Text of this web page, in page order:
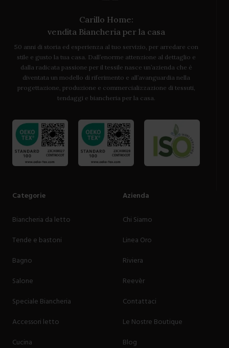
Carillo Home:
vendita Biancheria per la casa
50 anni di storia ed esperienza al tuo servizio, per arredare con
stile e gusto la tua casa. Dall’enorme attenzione al dettaglio e
dalla radicata passione per il tessile nasce un’azienda che è
diventata un modello di riferimento e all’avanguardia nella
progettazione, produzione e commercializzazione di tessuti,
tendaggi e biancheria per la casa.
Categorie
Biancheria da letto
Tende e bastoni
Bagno
Salone
Speciale Biancheria
Accessori letto
Cucina
Azienda
Chi Siamo
Linea Oro
Riviera
Reevèr
Contattaci
Le Nostre Boutique
Blog